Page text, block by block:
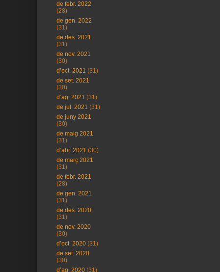
de febr. 2022
(28)
de gen. 2022
(31)
de des. 2021
(31)
de nov. 2021
(30)
d’oct. 2021 (31)
de set. 2021
(30)
d’ag. 2021 (31)
de jul. 2021 (31)
de juny 2021
(30)
de maig 2021
(31)
d’abr. 2021 (30)
de març 2021
(31)
de febr. 2021
(28)
de gen. 2021
(31)
de des. 2020
(31)
de nov. 2020
(30)
d’oct. 2020 (31)
de set. 2020
(30)
d’ag. 2020 (31)